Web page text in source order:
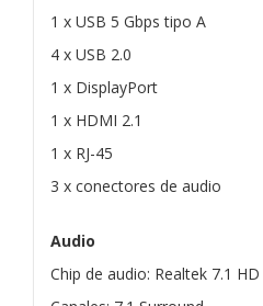
1 x USB 5 Gbps tipo A
4 x USB 2.0
1 x DisplayPort
1 x HDMI 2.1
1 x RJ-45
3 x conectores de audio
Audio
Chip de audio: Realtek 7.1 HD